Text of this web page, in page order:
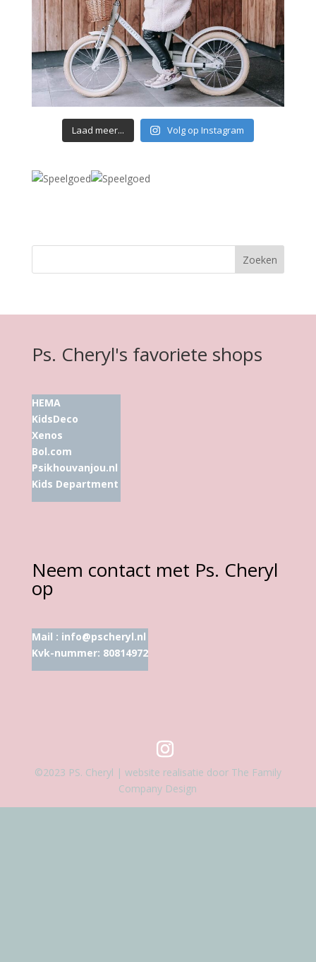
Laad meer... Volg op Instagram
Ps. Cheryl's favoriete shops
HEMA
KidsDeco
Xenos
Bol.com
Psikhouvanjou.nl
Kids Department
Neem contact met Ps. Cheryl
op
Mail : info@pscheryl.nl
Kvk-nummer: 80814972
©2023 PS. Cheryl | website realisatie door The Family
Company Design